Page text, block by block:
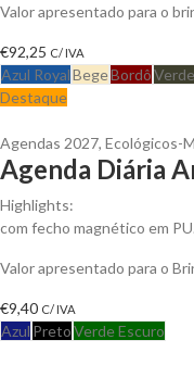
Valor apresentado para o
€92,25 C/ IVA
Azul RoyalBegeBordô
Destaque
Agendas 2027, Ecológicos-
Agenda Diária
Highlights:
com fecho magnético em
Valor apresentado para o
€9,40 C/ IVA
Azul PretoVerde Escuro